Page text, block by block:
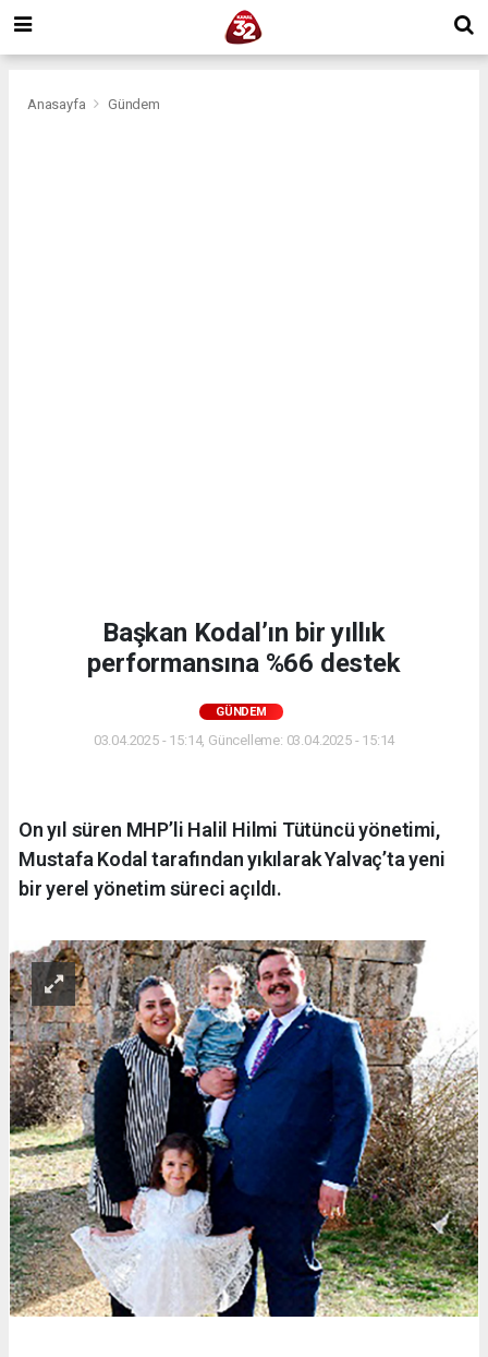
Anasayfa Gündem
Başkan Kodal’ın bir yıllık
performansına %66 destek
GÜNDEM
03.04.2025 - 15:14, Güncelleme: 03.04.2025 - 15:14
On yıl süren MHP’li Halil Hilmi Tütüncü yönetimi,
Mustafa Kodal tarafından yıkılarak Yalvaç’ta yeni
bir yerel yönetim süreci açıldı.